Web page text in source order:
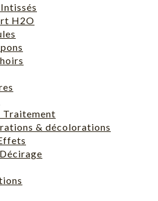
H2O
Traitement
& décolorations